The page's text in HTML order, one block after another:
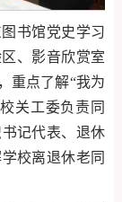
书馆党史学习
、影音欣赏室
重点了解“我为
关工委负责同
记代表、退休
校离退休老同